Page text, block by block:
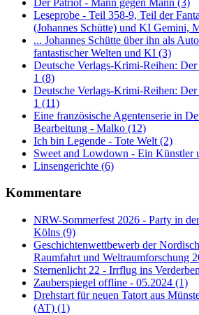
Leseprobe - Teil 358-9, Teil der
(Johannes Schütte) und KI Gemini,
... Johannes Schütte über ihn als
fantastischer Welten und KI (3)
Deutsche Verlags-Krimi-Reihen:
1 (8)
Deutsche Verlags-Krimi-Reihen:
1 (11)
Eine französische Agentenserie in
Bearbeitung - Malko (12)
Ich bin Legende - Tote Welt (2)
Sweet and Lowdown - Ein Künstler
Linsengerichte (6)
Kommentare
NRW-Sommerfest 2026 - Party in
Kölns (9)
Geschichtenwettbewerb der
Raumfahrt und Weltraumforschung
Sternenlicht 22 - Irrflug ins
Zauberspiegel offline - 05.2024 (1)
Drehstart für neuen Tatort aus
(AT) (1)